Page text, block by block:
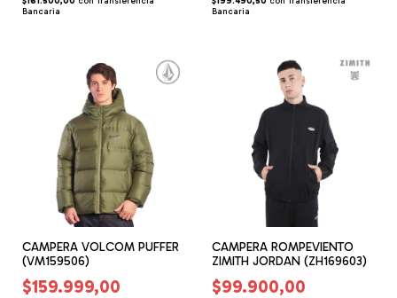
Bancaria
Bancaria
CAMPERA VOLCOM PUFFER
(VM159506)
$159.999,00
CAMPERA ROMPEVIENTO
ZIMITH JORDAN (ZH169603)
$99.900,00